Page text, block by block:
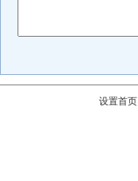
设置首页